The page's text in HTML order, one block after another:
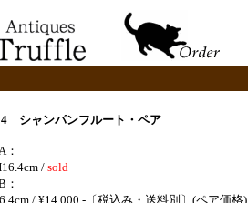
シャンパンフルート・ペア
：
/ sold
：
/ ¥14,000.-〔税込み・送料別〕(ペア価格)